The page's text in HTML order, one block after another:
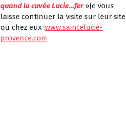
quand la cuvée Lucie…fer»Je vous
laisse continuer la visite sur leur site
ou chez eux :www.saintelucie-
provence.com